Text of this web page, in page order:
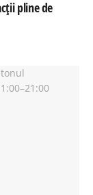
pline de